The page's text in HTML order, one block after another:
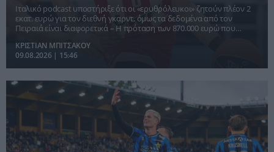
Ιταλικό podcast υποστήριξε ότι οι «ερυθρόλευκοι» ζητούν πλέον 2
εκατ. ευρώ για τον διεθνή γκαρντ, όμως τα δεδομένα από τον
Πειραιά είναι διαφορετικά – Η πρόταση των 870.000 ευρώ που
Ντουμπάι.
ΚΡΙΣΤΙΑΝ ΜΠΙΤΣΑΚΟΥ
09.08.2026 | 15:46